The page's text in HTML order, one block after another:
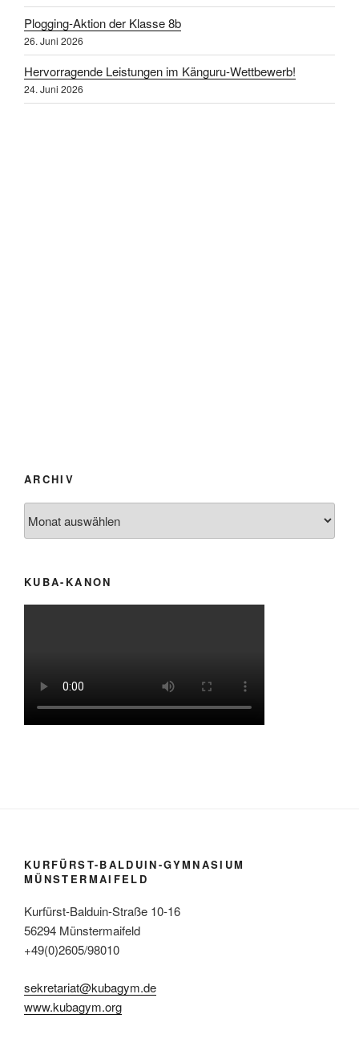
Plogging-Aktion der Klasse 8b
26. Juni 2026
Hervorragende Leistungen im Känguru-Wettbewerb!
24. Juni 2026
ARCHIV
KUBA-KANON
KURFÜRST-BALDUIN-GYMNASIUM
MÜNSTERMAIFELD
Kurfürst-Balduin-Straße 10-16
56294 Münstermaifeld
+49(0)2605/98010
sekretariat@kubagym.de
www.kubagym.org